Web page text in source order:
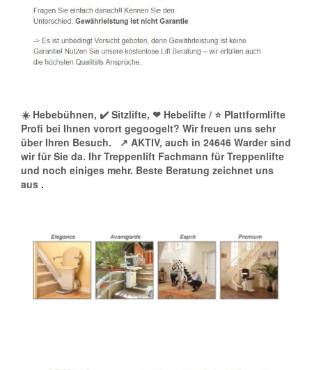
☀️ Hebebühnen, ✔️ Sitzlifte, ❤ Hebelifte / ⭐ Plattformlifte
Profi bei Ihnen vorort gegoogelt? Wir freuen uns sehr
über Ihren Besuch.
↗️ AKTIV, auch in 24646 Warder sind
wir für Sie da. Ihr Treppenlift Fachmann für Treppenlifte
und noch einiges mehr. Beste Beratung zeichnet uns
aus .